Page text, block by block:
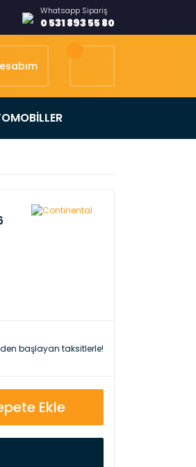
Whatsapp Sipariş
0 531 893 55 80
den başlayan taksitlerle!
Ekle